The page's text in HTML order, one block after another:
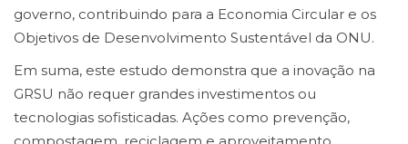
governo, contribuindo para a Economia Circular e os
Objetivos de Desenvolvimento Sustentável da ONU.
Em suma, este estudo demonstra que a inovação na
GRSU não requer grandes investimentos ou
tecnologias sofisticadas. Ações como prevenção,